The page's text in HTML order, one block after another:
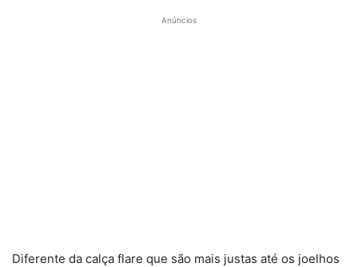
Anúncios
Diferente da calça flare que são mais justas até os joelhos